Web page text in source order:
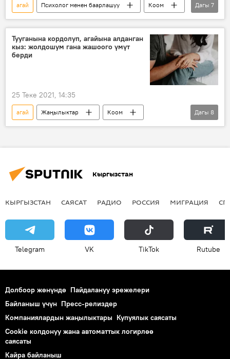
агай Психолог менен баарлашуу
Коом
Кыргызстан
кыз
турмуш
банк
Дагы 7
Тууганына кордолуп, агайына алданган
кыз: жолдошум гана жашоого үмүт
берди
25 Теке 2021, 14:35
агай Жаңылыктар
Коом
Кыргызстан
зордуктоо
аял
Дагы 8
Кыргызстан
КЫРГЫЗСТАН САЯСАТ РАДИО РОССИЯ МИГРАЦИЯ
Telegram VK ТikТоk Rutube
Долбоор жөнүндө Пайдалануу эрежелери
Байланыш үчүн Пресс-релиздер
Компаниялардын жаңылыктары Купуялык саясаты
Cookie колдонуу жана автоматтык логирлөө
саясаты
Кайра байланыш